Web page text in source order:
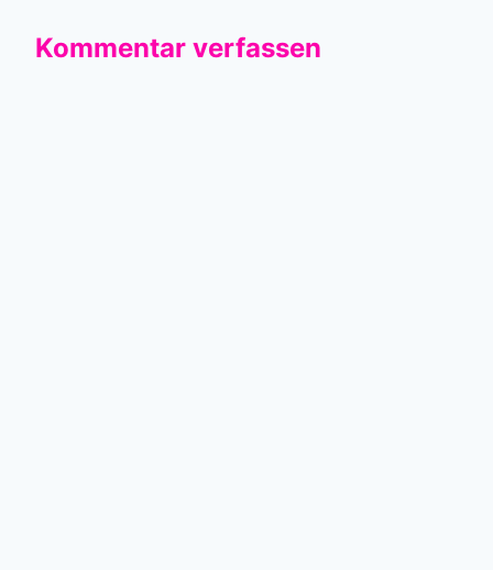
Kommentar verfassen